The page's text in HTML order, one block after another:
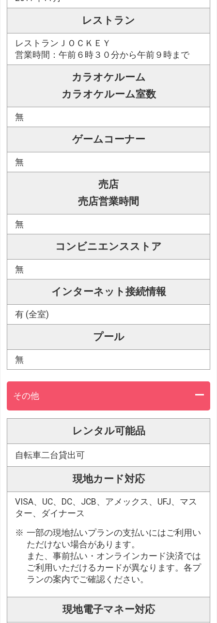
レストラン
レストランＪＯＣＫＥＹ
営業時間：午前６時３０分から午前９時まで
カラオケルーム
カラオケルーム室数
無
ゲームコーナー
無
売店
売店営業時間
無
コンビニエンスストア
無
インターネット接続情報
有 (全室)
プール
無
その他
レンタル可能品
自転車二台貸出可
現地カード対応
VISA、UC、DC、JCB、アメックス、UFJ、マス
ター、ダイナース
一部の現地払いプランの支払いにはご利用い
ただけない場合があります。
また、事前払い・オンラインカード決済では
ご利用いただけるカードが異なります。各プ
ランの案内でご確認ください。
現地電子マネー対応